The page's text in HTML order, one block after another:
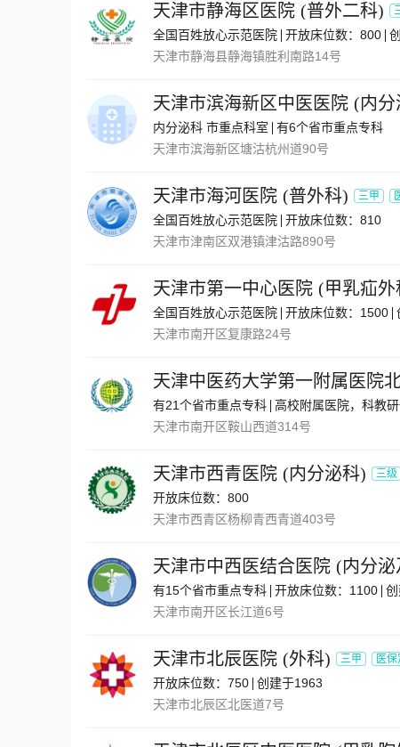
天津市静海区医院 (普外二科)
全国百姓放心示范医院 开放床位数：800
天津市静海县静海镇胜利南路14号
天津市滨海新区中医医院 (内
内分泌科 市重点科室
有6个省市重点专科
天津市滨海新区塘沽杭州道90号
天津市海河医院 (普外科) 三甲
全国百姓放心示范医院 开放床位数：810
天津市津南区双港镇津沽路890号
天津市第一中心医院 (甲乳疝外
全国百姓放心示范医院 开放床位数：1500
天津市南开区复康路24号
天津中医药大学第一附属医院
有21个省市重点专科 高校附属医院，科教
天津市南开区鞍山西道314号
天津市西青医院 (内分泌科) 三级
开放床位数：800
天津市西青区杨柳青西青道403号
天津市中西医结合医院 (内分
有15个省市重点专科 开放床位数：1100
天津市南开区长江道6号
天津市北辰医院 (外科) 三甲 医保
开放床位数：750 创建于1963
天津市北辰区北医道7号